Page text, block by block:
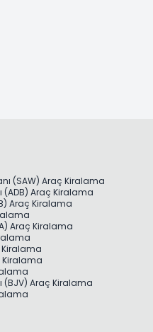
(SAW) Araç Kiralama
(ADB) Araç Kiralama
Araç Kiralama
Araç Kiralama
Kiralama
(BJV) Araç Kiralama